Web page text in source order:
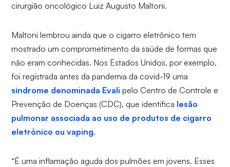
cirurgião oncológico Luiz Augusto Maltoni.
Maltoni lembrou ainda que o cigarro eletrônico tem
mostrado um comprometimento da saúde de formas que
não eram conhecidas. Nos Estados Unidos, por exemplo,
foi registrada antes da pandemia da covid-19 uma
síndrome denominada Evali pelo Centro de Controle e
Prevenção de Doenças (CDC), que identifica lesão
pulmonar associada ao uso de produtos de cigarro
eletrônico ou vaping.
“É uma inflamação aguda dos pulmões em jovens. Esses